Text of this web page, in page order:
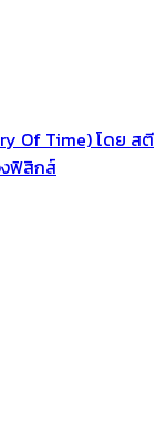
Of Time) โดย สตี
ฟิสิกส์